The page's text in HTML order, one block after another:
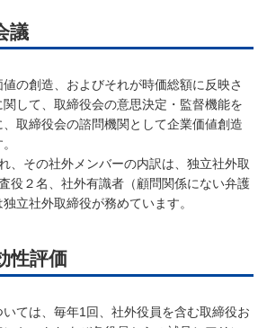
議
の創造、およびそれが時価総額に反映さ
して、取締役会の意思決定・監督機能を
取締役会の諮問機関として企業価値創造
、その社外メンバーの内訳は、独立社外取
役２名、社外有識者（顧問関係にない弁護
立社外取締役が務めています。
性評価
ては、毎年1回、社外役員を含む取締役お